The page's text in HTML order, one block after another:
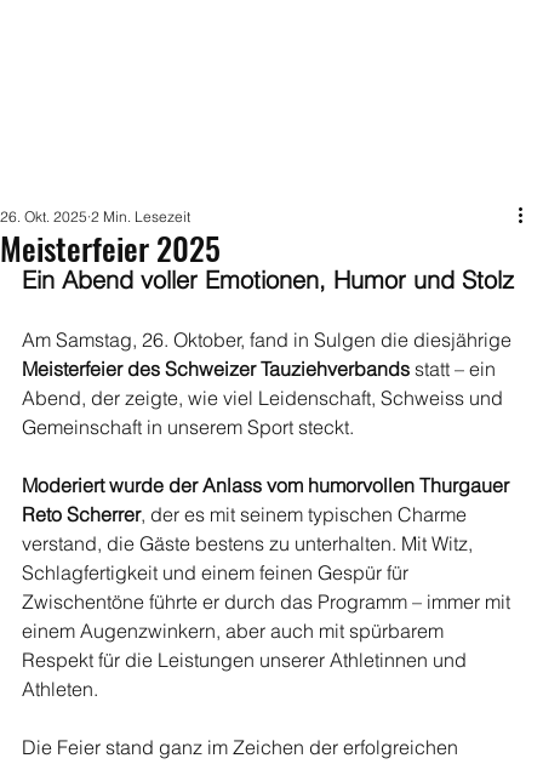
Meisterfeier 2025
26. Okt. 2025 2 Min. Lesezeit
Ein Abend voller Emotionen, Humor und Stolz
Am Samstag, 26. Oktober, fand in Sulgen die diesjährige
Meisterfeier des Schweizer Tauziehverbands statt – ein
Abend, der zeigte, wie viel Leidenschaft, Schweiss und
Gemeinschaft in unserem Sport steckt.
Moderiert wurde der Anlass vom humorvollen Thurgauer
Reto Scherrer, der es mit seinem typischen Charme
verstand, die Gäste bestens zu unterhalten. Mit Witz,
Schlagfertigkeit und einem feinen Gespür für
Zwischentöne führte er durch das Programm – immer mit
einem Augenzwinkern, aber auch mit spürbarem
Respekt für die Leistungen unserer Athletinnen und
Athleten.
Die Feier stand ganz im Zeichen der erfolgreichen